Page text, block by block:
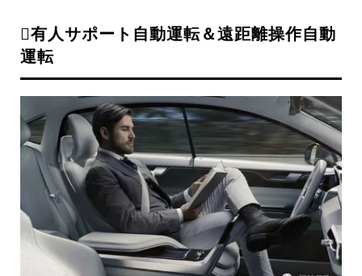
有人サポート自動運転＆遠距離操作自動
運転